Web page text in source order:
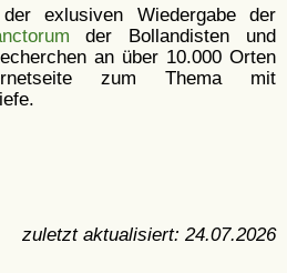
exlusiven Wiedergabe der
der Bollandisten und
an über 10.000 Orten
zum Thema mit
zuletzt aktualisiert: 24.07.2026